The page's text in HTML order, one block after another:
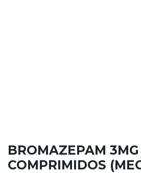
BROMAZEPAM
COMPRIMIDOS